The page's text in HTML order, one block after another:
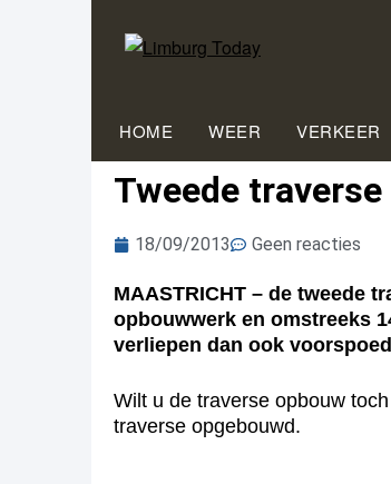
HOME WEER VERKEER
Tweede
18/09/2013 Geen reacties
MAASTRICHT – de tweede
opbouwwerk en omstreeks
verliepen dan ook
Wilt u de traverse opbouw
traverse opgebouwd.